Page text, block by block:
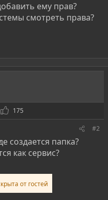
ему прав?
смотреть права?
175
#2
создается папка?
как сервис?
от гостей